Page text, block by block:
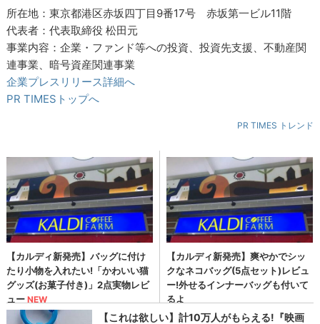
所在地：東京都港区赤坂四丁目9番17号 赤坂第一ビル11階
代表者：代表取締役 松田元
事業内容：企業・ファンド等への投資、投資先支援、不動産関
連事業、暗号資産関連事業
企業プレスリリース詳細へ
PR TIMESトップへ
PR TIMES トレンド